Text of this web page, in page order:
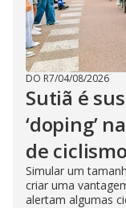
DO R7/04/08/2026
Sutiã é
‘doping’
de
Simular um
criar uma
alertam algumas